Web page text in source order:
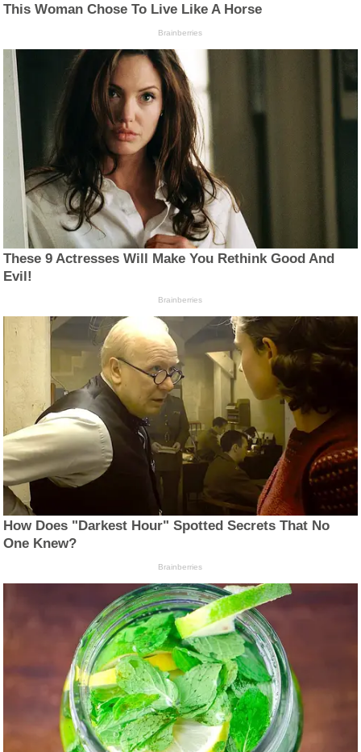
This Woman Chose To Live Like A Horse
Brainberries
These 9 Actresses Will Make You Rethink Good And
Evil!
Brainberries
How Does "Darkest Hour" Spotted Secrets That No
One Knew?
Brainberries